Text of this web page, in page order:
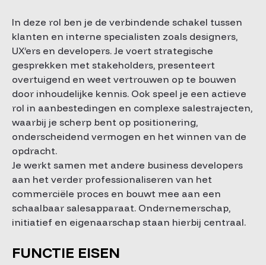
In deze rol ben je de verbindende schakel tussen
klanten en interne specialisten zoals designers,
UX’ers en developers. Je voert strategische
gesprekken met stakeholders, presenteert
overtuigend en weet vertrouwen op te bouwen
door inhoudelijke kennis. Ook speel je een actieve
rol in aanbestedingen en complexe salestrajecten,
waarbij je scherp bent op positionering,
onderscheidend vermogen en het winnen van de
opdracht.
Je werkt samen met andere business developers
aan het verder professionaliseren van het
commerciële proces en bouwt mee aan een
schaalbaar salesapparaat. Ondernemerschap,
initiatief en eigenaarschap staan hierbij centraal.
FUNCTIE EISEN